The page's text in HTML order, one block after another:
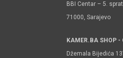
BBI Centar – 5. sprat
71000, Sarajevo
KAMER.BA SHOP -
Džemala Bijedića